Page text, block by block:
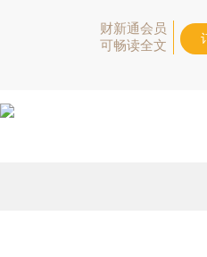
财新通会员
可畅读全文